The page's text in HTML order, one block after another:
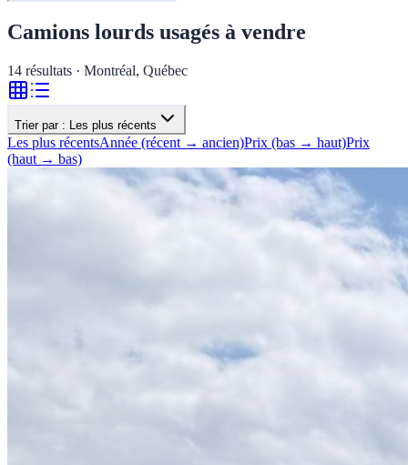
Camions lourds usagés à vendre
14 résultats · Montréal, Québec
Trier par : Les plus récents
Les plus récentsAnnée (récent → ancien)Prix (bas → haut)Prix
(haut → bas)